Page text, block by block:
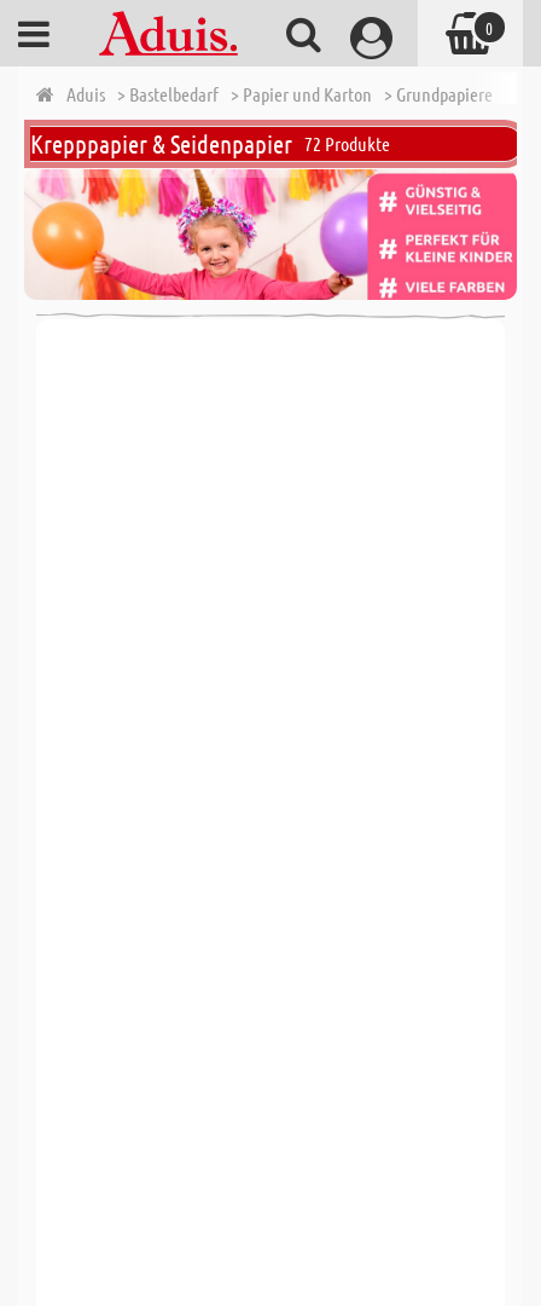
Aduis > Bastelbedarf > Papier und Karton > Grundpapiere
Krepppapier & Seidenpapier 72 Produkte
0